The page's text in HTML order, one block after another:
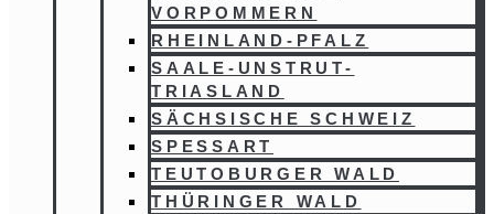
VORPOMMERN
RHEINLAND-PFALZ
SAALE-UNSTRUT-
TRIASLAND
SÄCHSISCHE SCHWEIZ
SPESSART
TEUTOBURGER WALD
THÜRINGER WALD